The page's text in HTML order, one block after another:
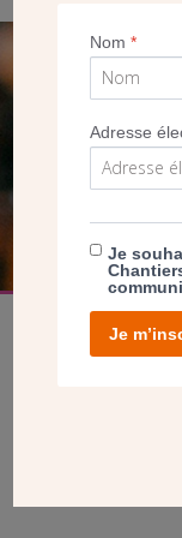
SEUL
NOUS
Nom*
Adresse
Je
Je